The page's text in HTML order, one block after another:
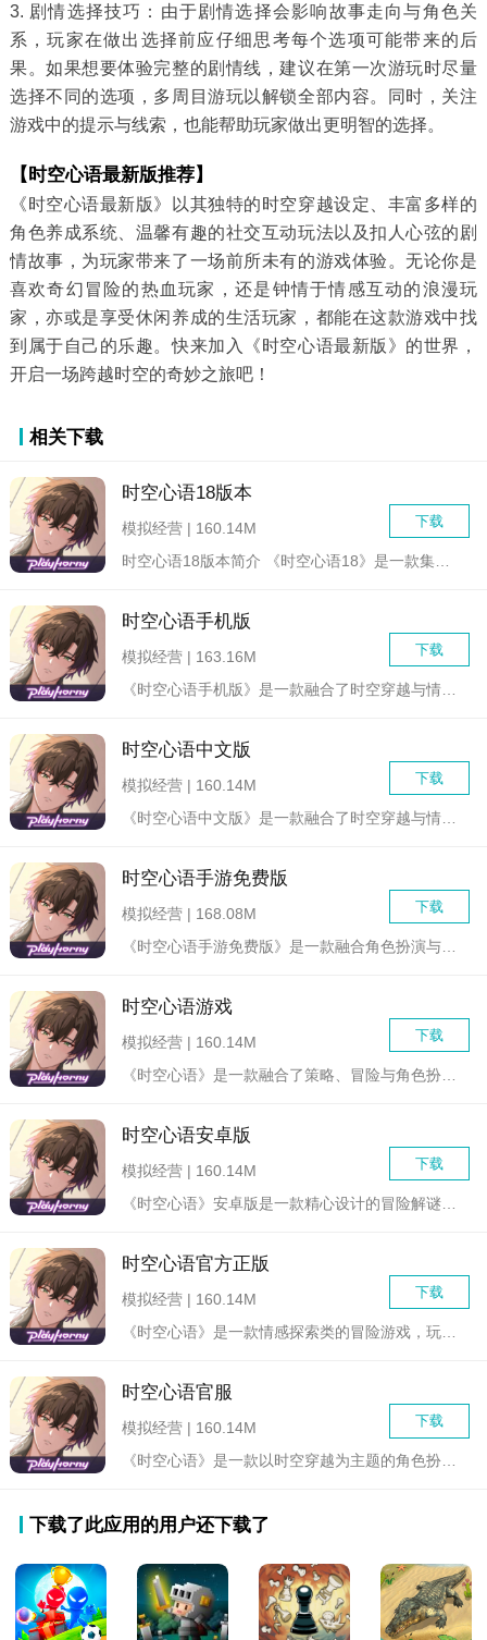
3. 剧情选择技巧：由于剧情选择会影响故事走向与角色关
系，玩家在做出选择前应仔细思考每个选项可能带来的后
果。如果想要体验完整的剧情线，建议在第一次游玩时尽量
选择不同的选项，多周目游玩以解锁全部内容。同时，关注
游戏中的提示与线索，也能帮助玩家做出更明智的选择。
【时空心语最新版推荐】
《时空心语最新版》以其独特的时空穿越设定、丰富多样的
角色养成系统、温馨有趣的社交互动玩法以及扣人心弦的剧
情故事，为玩家带来了一场前所未有的游戏体验。无论你是
喜欢奇幻冒险的热血玩家，还是钟情于情感互动的浪漫玩
家，亦或是享受休闲养成的生活玩家，都能在这款游戏中找
到属于自己的乐趣。快来加入《时空心语最新版》的世界，
开启一场跨越时空的奇妙之旅吧！
相关下载
时空心语18版本
下载
模拟经营 | 160.14M
时空心语手机版
下载
模拟经营 | 163.16M
时空心语中文版
下载
模拟经营 | 160.14M
时空心语手游免费版
下载
模拟经营 | 168.08M
时空心语游戏
下载
模拟经营 | 160.14M
时空心语安卓版
下载
模拟经营 | 160.14M
时空心语官方正版
下载
模拟经营 | 160.14M
时空心语官服
下载
模拟经营 | 160.14M
下载了此应用的用户还下载了